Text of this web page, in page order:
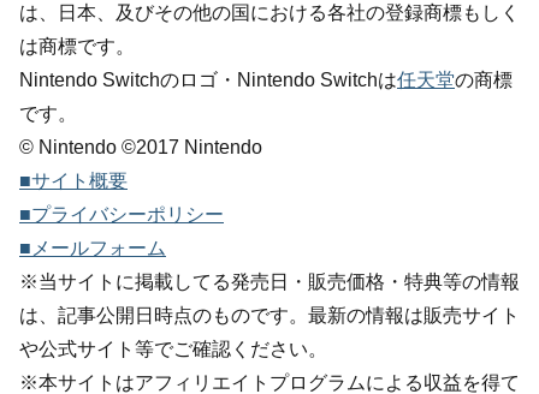
は、日本、及びその他の国における各社の登録商標もしく
は商標です。
Nintendo Switchのロゴ・Nintendo Switchは任天堂の商標
です。
© Nintendo ©2017 Nintendo
■サイト概要
■プライバシーポリシー
■メールフォーム
※当サイトに掲載してる発売日・販売価格・特典等の情報
は、記事公開日時点のものです。最新の情報は販売サイト
や公式サイト等でご確認ください。
※本サイトはアフィリエイトプログラムによる収益を得て